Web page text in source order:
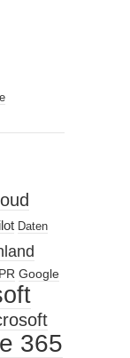
Daten
Google
365